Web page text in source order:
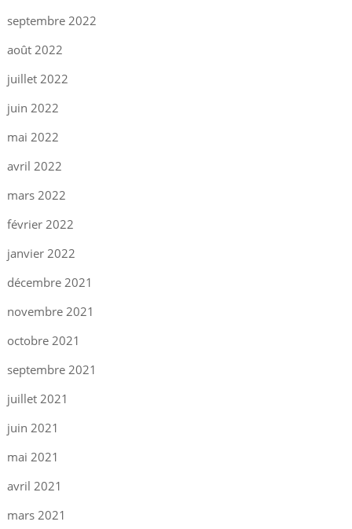
septembre 2022
août 2022
juillet 2022
juin 2022
mai 2022
avril 2022
mars 2022
février 2022
janvier 2022
décembre 2021
novembre 2021
octobre 2021
septembre 2021
juillet 2021
juin 2021
mai 2021
avril 2021
mars 2021